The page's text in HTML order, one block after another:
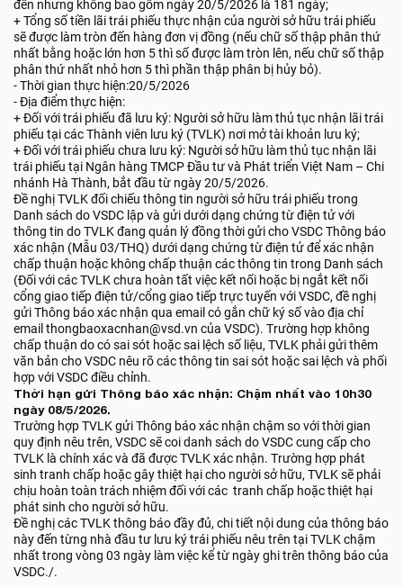
đến nhưng không bao gồm ngày 20/5/2026 là 181 ngày;
+ Tổng số tiền lãi trái phiếu thực nhận của người sở hữu trái phiếu
sẽ được làm tròn đến hàng đơn vị đồng (nếu chữ số thập phân thứ
nhất bằng hoặc lớn hơn 5 thì số được làm tròn lên, nếu chữ số thập
phân thứ nhất nhỏ hơn 5 thì phần thập phân bị hủy bỏ).
- Thời gian thực hiện:20/5/2026
- Địa điểm thực hiện:
+ Đối với trái phiếu đã lưu ký: Người sở hữu làm thủ tục nhận lãi trái
phiếu tại các Thành viên lưu ký (TVLK) nơi mở tài khoản lưu ký;
+ Đối với trái phiếu chưa lưu ký: Người sở hữu làm thủ tục nhận lãi
trái phiếu tại Ngân hàng TMCP Đầu tư và Phát triển Việt Nam – Chi
nhánh Hà Thành, bắt đầu từ ngày 20/5/2026.
Đề nghị TVLK đối chiếu thông tin người sở hữu trái phiếu trong
Danh sách do VSDC lập và gửi dưới dạng chứng từ điện tử với
thông tin do TVLK đang quản lý đồng thời gửi cho VSDC Thông báo
xác nhận (Mẫu 03/THQ) dưới dạng chứng từ điện tử để xác nhận
chấp thuận hoặc không chấp thuận các thông tin trong Danh sách
(Đối với các TVLK chưa hoàn tất việc kết nối hoặc bị ngắt kết nối
cổng giao tiếp điện tử/cổng giao tiếp trực tuyến với VSDC, đề nghị
gửi Thông báo xác nhận qua email có gắn chữ ký số vào địa chỉ
email thongbaoxacnhan@vsd.vn của VSDC). Trường hợp không
chấp thuận do có sai sót hoặc sai lệch số liệu, TVLK phải gửi thêm
văn bản cho VSDC nêu rõ các thông tin sai sót hoặc sai lệch và phối
hợp với VSDC điều chỉnh.
Thời hạn gửi Thông báo xác nhận: Chậm nhất vào 10h30
ngày 08/5/2026.
Trường hợp TVLK gửi Thông báo xác nhận chậm so với thời gian
quy định nêu trên, VSDC sẽ coi danh sách do VSDC cung cấp cho
TVLK là chính xác và đã được TVLK xác nhận. Trường hợp phát
sinh tranh chấp hoặc gây thiệt hại cho người sở hữu, TVLK sẽ phải
chịu hoàn toàn trách nhiệm đối với các tranh chấp hoặc thiệt hại
phát sinh cho người sở hữu.
Đề nghị các TVLK thông báo đầy đủ, chi tiết nội dung của thông báo
này đến từng nhà đầu tư lưu ký trái phiếu nêu trên tại TVLK chậm
nhất trong vòng 03 ngày làm việc kể từ ngày ghi trên thông báo của
VSDC./.